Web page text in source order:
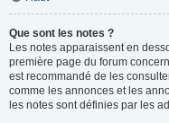
Que sont les notes ?
Les notes apparaissent en
première page du forum
est recommandé de les
comme les annonces et les
les notes sont définies par les